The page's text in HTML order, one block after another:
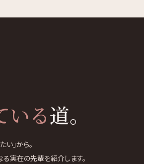
いる道。
い」から。
実在の先輩を紹介します。